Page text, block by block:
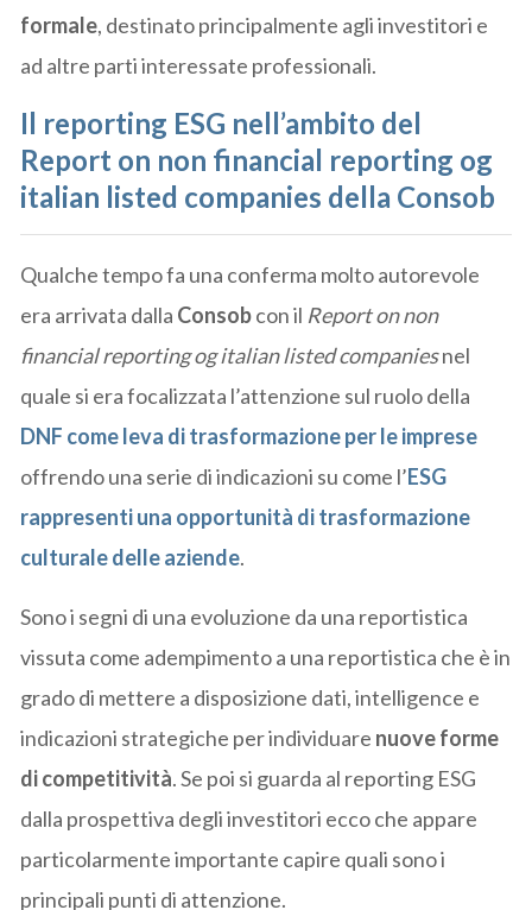
formale, destinato principalmente agli investitori e
ad altre parti interessate professionali.
Il reporting ESG nell’ambito del
Report on non financial reporting og
italian listed companies della Consob
Qualche tempo fa una conferma molto autorevole
era arrivata dalla Consobcon il Report on non
financial reporting og italian listed companiesnel
quale si era focalizzata l’attenzione sul ruolo della
DNF come leva di trasformazione per le imprese
offrendo una serie di indicazioni su come l’ESG
rappresenti una opportunità di trasformazione
culturale delle aziende.
Sono i segni di una evoluzione da una reportistica
vissuta come adempimento a una reportistica che è in
grado di mettere a disposizione dati, intelligence e
indicazioni strategiche per individuare nuove forme
di competitività. Se poi si guarda al reporting ESG
dalla prospettiva degli investitori ecco che appare
particolarmente importante capire quali sono i
principali punti di attenzione.